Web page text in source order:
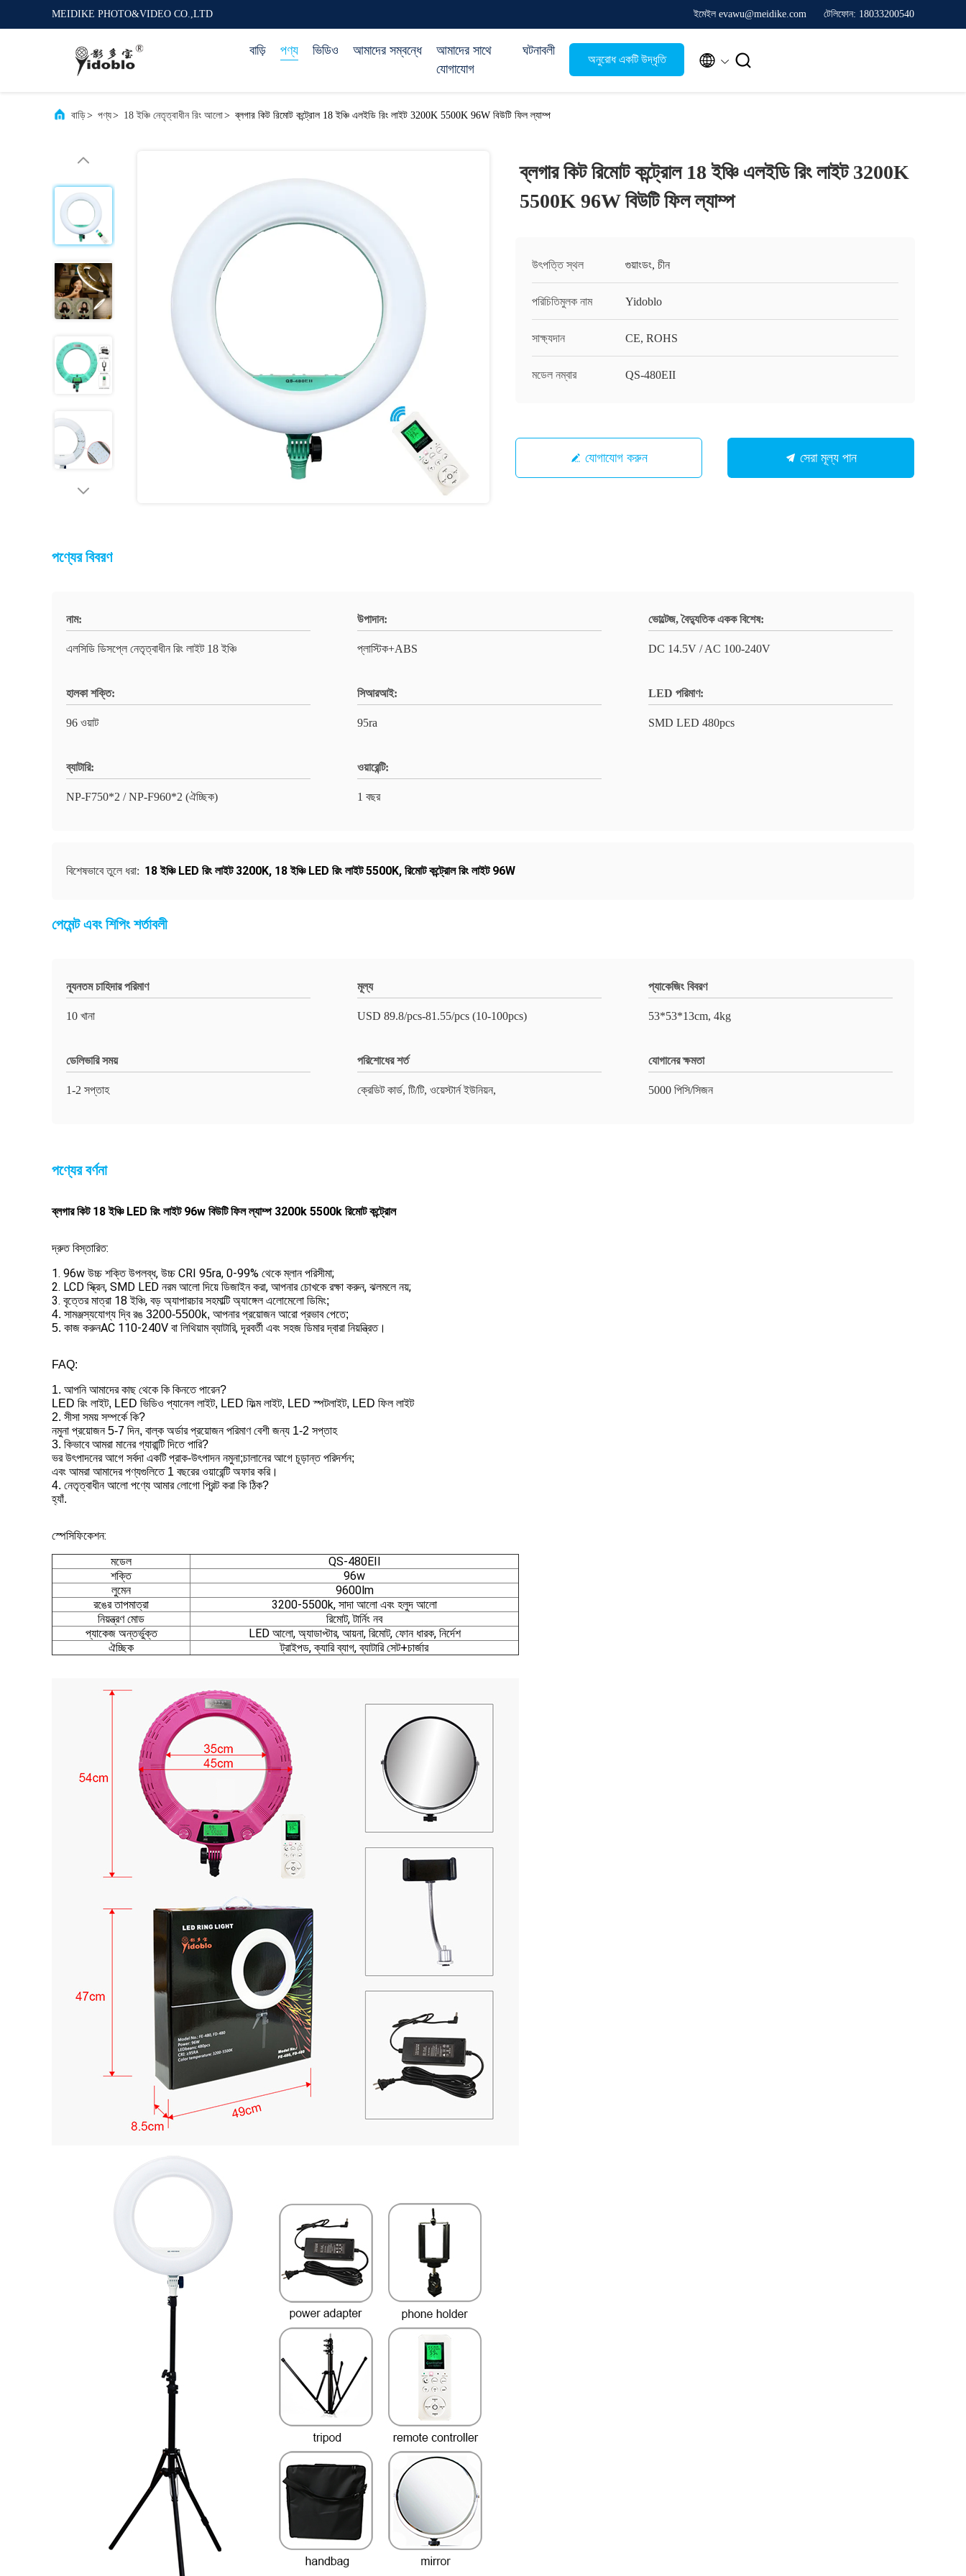
MEIDIKE PHOTO&VIDEO CO.,LTD ইমেইল evawu@meidike.com টেলিফোন: 18033200540
বাড়ি পণ্য ভিডিও আমাদের সম্বন্ধে
আমাদের সাথে
যোগাযোগ
ঘটনাবলী
অনুরোধ একটি উদ্ধৃতি  
বাড়ি> পণ্য> 18 ইঞ্চি নেতৃত্বাধীন রিং আলো> ব্লগার কিট রিমোট কন্ট্রোল 18 ইঞ্চি এলইডি রিং লাইট 3200K 5500K 96W বিউটি ফিল ল্যাম্প
ব্লগার কিট রিমোট কন্ট্রোল 18 ইঞ্চি এলইডি রিং লাইট 3200K
5500K 96W বিউটি ফিল ল্যাম্প
উৎপত্তি স্থল গুয়াংডং, চীন
পরিচিতিমুলক নাম Yidoblo
সাক্ষ্যদান CE, ROHS
মডেল নম্বার QS-480EII
যোগাযোগ করুন সেরা মূল্য পান
পণ্যের বিবরণ
নাম:
এলসিডি ডিসপ্লে নেতৃত্বাধীন রিং লাইট 18 ইঞ্চি
উপাদান:
প্লাস্টিক+ABS
ভোল্টেজ, বৈদ্যুতিক একক বিশেষ:
DC 14.5V / AC 100-240V
হালকা শক্তি:
96 ওয়াট
সিআরআই:
95ra
LED পরিমাণ:
SMD LED 480pcs
ব্যাটারি:
NP-F750*2 / NP-F960*2 (ঐচ্ছিক)
ওয়ারেন্টি:
1 বছর
বিশেষভাবে তুলে ধরা: 18 ইঞ্চি LED রিং লাইট 3200K, 18 ইঞ্চি LED রিং লাইট 5500K, রিমোট কন্ট্রোল রিং লাইট 96W
পেমেন্ট এবং শিপিং শর্তাবলী
ন্যূনতম চাহিদার পরিমাণ
10 খানা
মূল্য
USD 89.8/pcs-81.55/pcs (10-100pcs)
প্যাকেজিং বিবরণ
53*53*13cm, 4kg
ডেলিভারি সময়
1-2 সপ্তাহ
পরিশোধের শর্ত
ক্রেডিট কার্ড, টি/টি, ওয়েস্টার্ন ইউনিয়ন,
যোগানের ক্ষমতা
5000 পিসি/সিজন
পণ্যের বর্ণনা
ব্লগার কিট 18 ইঞ্চি LED রিং লাইট 96w বিউটি ফিল ল্যাম্প 3200k 5500k রিমোট কন্ট্রোল
দ্রুত বিস্তারিত:
1. 96w উচ্চ শক্তি উপলব্ধ, উচ্চ CRI 95ra, 0-99% থেকে ম্লান পরিসীমা;
2. LCD স্ক্রিন, SMD LED নরম আলো দিয়ে ডিজাইন করা, আপনার চোখকে রক্ষা করুন, ঝলমলে নয়;
3. বৃত্তের মাত্রা 18 ইঞ্চি, বড় অ্যাপারচার সহমাল্টি অ্যাঙ্গেল এলোমেলো ডিমিং;
4. সামঞ্জস্যযোগ্য দ্বি রঙ 3200-5500k, আপনার প্রয়োজন আরো প্রভাব পেতে;
5. কাজ করুনAC 110-240V বা লিথিয়াম ব্যাটারি, দূরবর্তী এবং সহজ ডিমার দ্বারা নিয়ন্ত্রিত।
FAQ:
1. আপনি আমাদের কাছ থেকে কি কিনতে পারেন?
LED রিং লাইট, LED ভিডিও প্যানেল লাইট, LED ফিল্ম লাইট, LED স্পটলাইট, LED ফিল লাইট
2. সীসা সময় সম্পর্কে কি?
নমুনা প্রয়োজন 5-7 দিন, বাল্ক অর্ডার প্রয়োজন পরিমাণ বেশী জন্য 1-2 সপ্তাহ
3. কিভাবে আমরা মানের গ্যারান্টি দিতে পারি?
ভর উৎপাদনের আগে সর্বদা একটি প্রাক-উৎপাদন নমুনা;চালানের আগে চূড়ান্ত পরিদর্শন;
এবং আমরা আমাদের পণ্যগুলিতে 1 বছরের ওয়ারেন্টি অফার করি।
4. নেতৃত্বাধীন আলো পণ্যে আমার লোগো প্রিন্ট করা কি ঠিক?
হ্যাঁ.
স্পেসিফিকেশন:
মডেল
QS-480EII
শক্তি
96w
লুমেন
9600lm
রঙের তাপমাত্রা
3200-5500k, সাদা আলো এবং হলুদ আলো
নিয়ন্ত্রণ মোড
রিমোট, টার্নিং নব
প্যাকেজ অন্তর্ভুক্ত
LED আলো, অ্যাডাপ্টার, আয়না, রিমোট, ফোন ধারক, নির্দেশ
ঐচ্ছিক
ট্রাইপড, ক্যারি ব্যাগ, ব্যাটারি সেট+চার্জার